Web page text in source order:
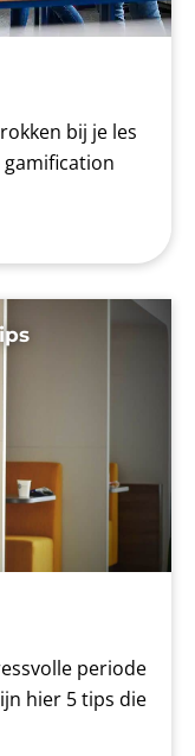
bij je les
periode
hier 5 tips die